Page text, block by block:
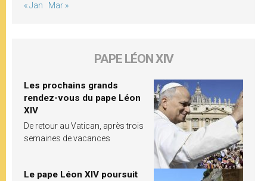
« Jan Mar »
PAPE LÉON XIV
Les prochains grands
rendez-vous du pape Léon
XIV
De retour au Vatican, après trois
semaines de vacances
Le pape Léon XIV poursuit